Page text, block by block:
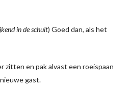
in de schuit) Goed dan, als het
zitten en pak alvast een roeispaan
gast.